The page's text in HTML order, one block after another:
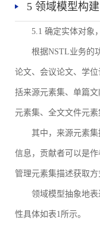
5 领域模型构建
5.1 确定实体对象
根据NSTL业务的
论文、会议论文、学
括来源元素集、单篇
元素集、全文文件元
其中，来源元素
信息，贡献者可以是
管理元素集描述获取
领域模型抽象地
性具体如表1所示。